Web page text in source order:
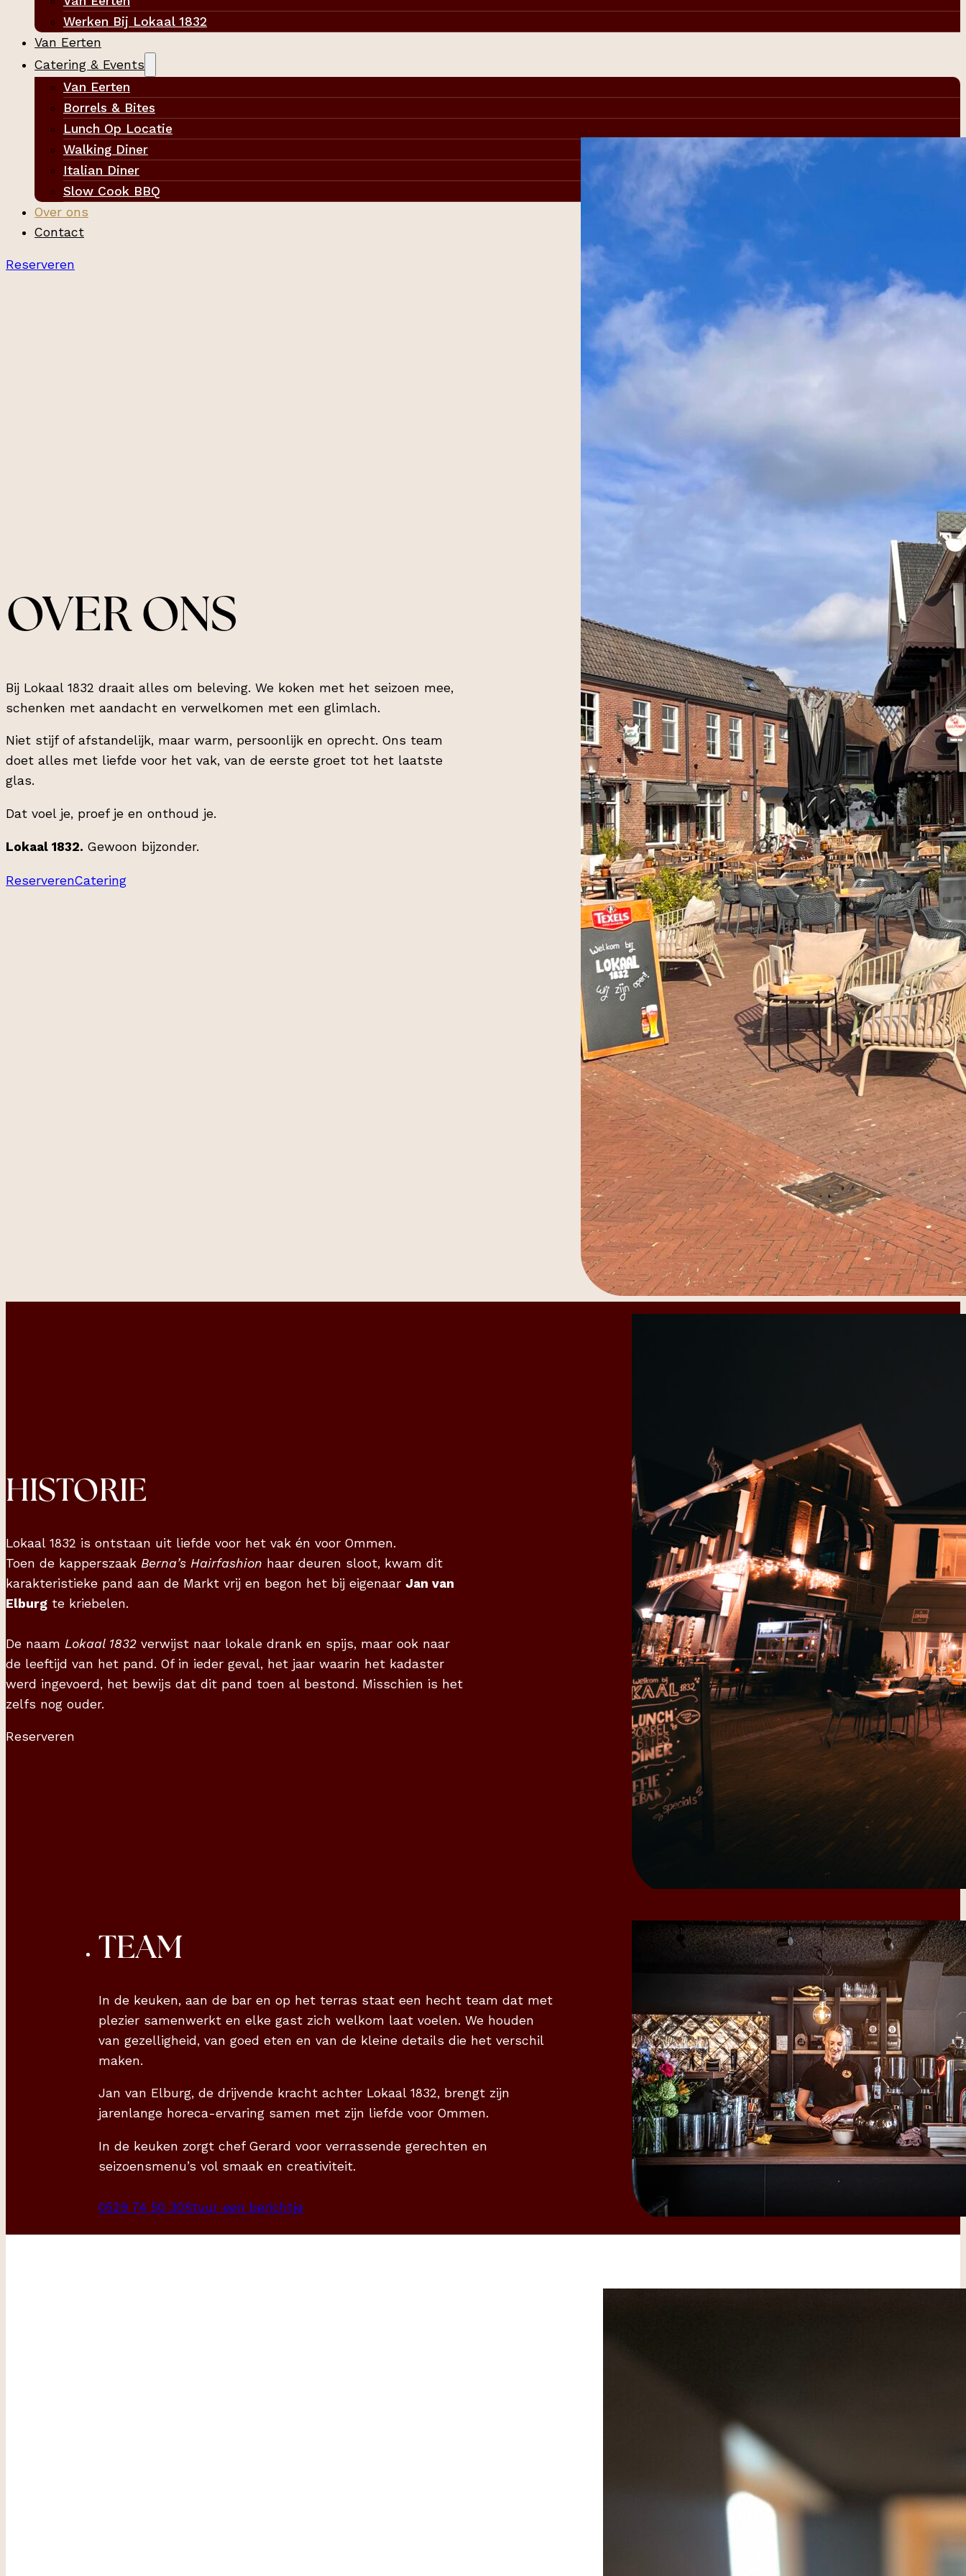
Werken Bij Lokaal 1832
Van Eerten
Catering & Events
Van Eerten
Borrels & Bites
Lunch Op Locatie
Walking Diner
Italian Diner
Slow Cook BBQ
Over ons
Contact
Reserveren
OVER ONS
Bij Lokaal 1832 draait alles om beleving. We koken met het seizoen mee,
schenken met aandacht en verwelkomen met een glimlach.
Niet stijf of afstandelijk, maar warm, persoonlijk en oprecht. Ons team
doet alles met liefde voor het vak, van de eerste groet tot het laatste
glas.
Dat voel je, proef je en onthoud je.
Lokaal 1832. Gewoon bijzonder.
ReserverenCatering
HISTORIE
Lokaal 1832 is ontstaan uit liefde voor het vak én voor Ommen.
Toen de kapperszaak Berna’s Hairfashion haar deuren sloot, kwam dit
karakteristieke pand aan de Markt vrij en begon het bij eigenaar Jan van
Elburg te kriebelen.
De naam Lokaal 1832 verwijst naar lokale drank en spijs, maar ook naar
de leeftijd van het pand. Of in ieder geval, het jaar waarin het kadaster
werd ingevoerd, het bewijs dat dit pand toen al bestond. Misschien is het
zelfs nog ouder.
Reserveren
TEAM
In de keuken, aan de bar en op het terras staat een hecht team dat met
plezier samenwerkt en elke gast zich welkom laat voelen. We houden
van gezelligheid, van goed eten en van de kleine details die het verschil
maken.
Jan van Elburg, de drijvende kracht achter Lokaal 1832, brengt zijn
jarenlange horeca-ervaring samen met zijn liefde voor Ommen.
In de keuken zorgt chef Gerard voor verrassende gerechten en
seizoensmenu’s vol smaak en creativiteit.
0529 74 50 30Stuur een berichtje